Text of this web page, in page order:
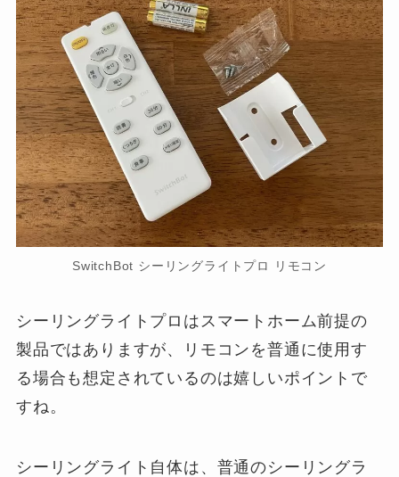
SwitchBot シーリングライトプロ リモコン
シーリングライトプロはスマートホーム前提の
製品ではありますが、リモコンを普通に使用す
る場合も想定されているのは嬉しいポイントで
すね。
シーリングライト自体は、普通のシーリングラ